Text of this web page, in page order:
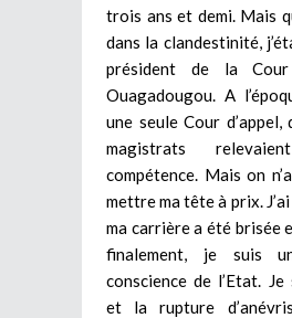
trois ans et demi. Mais
dans la clandestinité,
président de la Cour
Ouagadougou. A
une seule Cour d’appel,
magistrats
compétence. Mais on
mettre ma tête à prix.
ma carrière a été brisée
finalement, je suis
conscience de l’Etat.
et la rupture